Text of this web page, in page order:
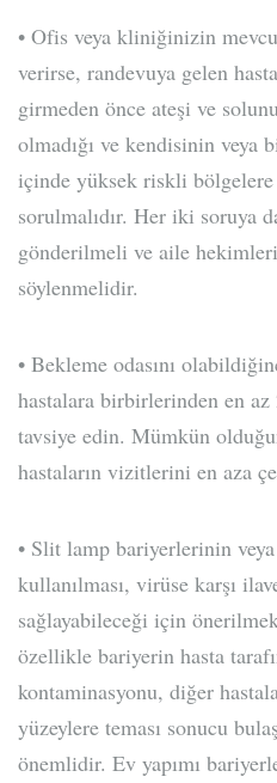
• Ofis veya kliniğinizin
verirse, randevuya gelen
girmeden önce ateşi ve
olmadığı ve kendisinin veya
içinde yüksek riskli bölgelere
sorulmalıdır. Her iki soruya
gönderilmeli ve aile
söylenmelidir.
• Bekleme odasını
hastalara birbirlerinden en az
tavsiye edin. Mümkün
hastaların vizitlerini en aza
• Slit lamp bariyerlerinin veya
kullanılması, virüse karşı
sağlayabileceği için
özellikle bariyerin hasta
kontaminasyonu, diğer
yüzeylere teması sonucu
önemlidir. Ev yapımı